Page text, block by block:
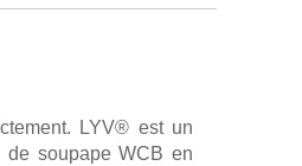
LYV® est un
de soupape WCB en